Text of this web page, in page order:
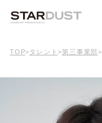
TOP> タレント>第三事業部>